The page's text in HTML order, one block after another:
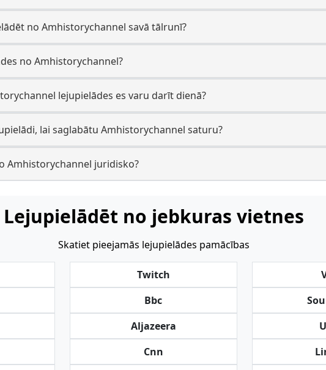
no Amhistorychannel savā tālrunī?
no Amhistorychannel?
lejupielādes es varu darīt dienā?
lai saglabātu Amhistorychannel saturu?
Amhistorychannel juridisko?
Lejupielādēt no jebkuras vietnes
Skatiet pieejamās lejupielādes pamācības
Twitch
Bbc
Aljazeera
Cnn